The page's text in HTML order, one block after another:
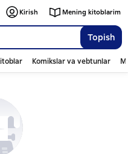
Topish
Kirish Mening kitoblarim
Komikslar va vebtunlar